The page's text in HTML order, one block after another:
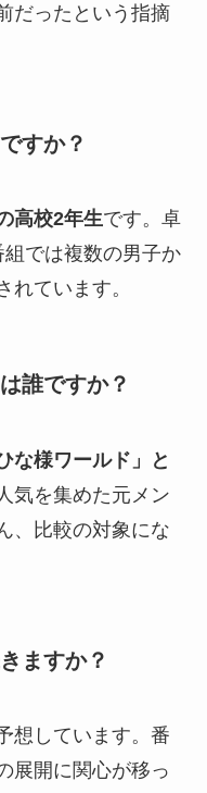
だったという指摘
すか？
高校2年生です。卓
では複数の男子か
れています。
誰ですか？
な様ワールド」と
気を集めた元メン
、比較の対象にな
ますか？
想しています。番
展開に関心が移っ